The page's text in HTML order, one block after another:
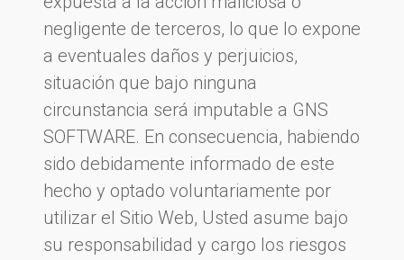
negligente de terceros, lo que lo expone
a eventuales daños y perjuicios,
situación que bajo ninguna
circunstancia será imputable a GNS
SOFTWARE. En consecuencia, habiendo
sido debidamente informado de este
hecho y optado voluntariamente por
utilizar el Sitio Web, Usted asume bajo
su responsabilidad y cargo los riesgos